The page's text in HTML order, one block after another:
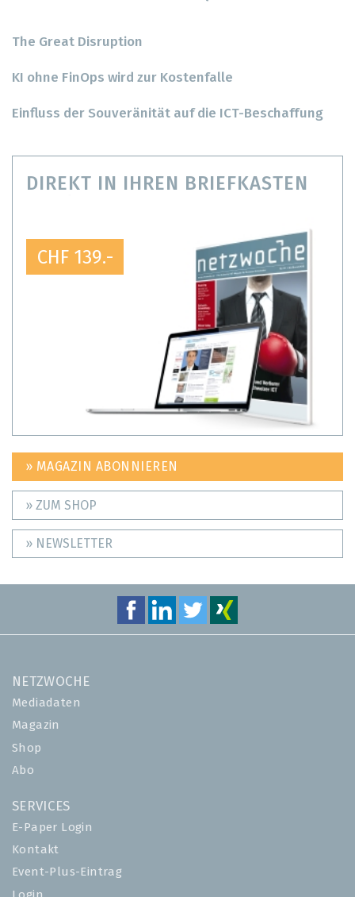
The Great Disruption
KI ohne FinOps wird zur Kostenfalle
Einfluss der Souveränität auf die ICT-Beschaffung
DIREKT IN IHREN BRIEFKASTEN
CHF 139.-
» MAGAZIN ABONNIEREN
» ZUM SHOP
» NEWSLETTER
NETZWOCHE
Mediadaten
Magazin
Shop
Abo
SERVICES
E-Paper Login
Kontakt
Event-Plus-Eintrag